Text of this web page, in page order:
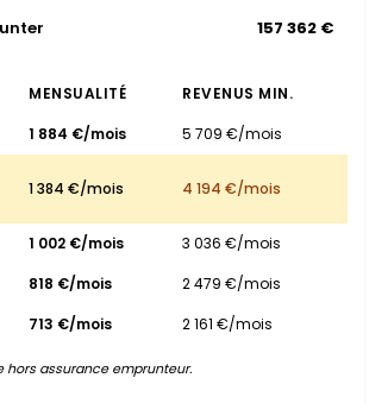
157 362 €
MENSUALITÉ
REVENUS MIN.
1 884 €/mois
5 709 €/mois
1 384 €/mois 4 194 €/mois
1 002 €/mois
3 036 €/mois
818 €/mois
2 479 €/mois
713 €/mois 2 161 €/mois
hors assurance emprunteur.